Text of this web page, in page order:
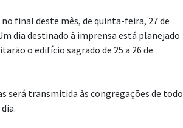
final deste mês, de quinta-feira, 27 de
dia destinado à imprensa está planejado
o edifício sagrado de 25 a 26 de
será transmitida às congregações de todo